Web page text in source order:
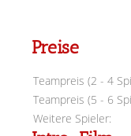
Preise
Teampreis (2 - 4
Teampreis (5 - 6
Weitere Spieler: